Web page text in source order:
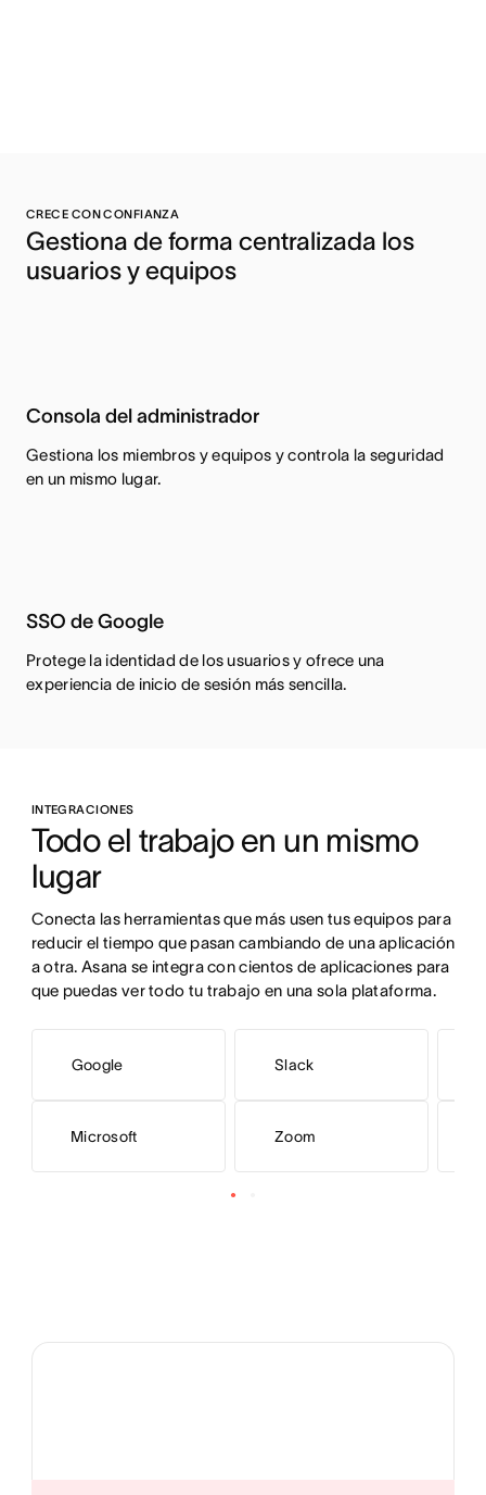
CRECE CON CONFIANZA
Gestiona de forma centralizada los
usuarios y equipos
Consola del administrador
Gestiona los miembros y equipos y controla la seguridad
en un mismo lugar.
SSO de Google
Protege la identidad de los usuarios y ofrece una
experiencia de inicio de sesión más sencilla.
INTEGRACIONES
Todo el trabajo en un mismo
lugar
Conecta las herramientas que más usen tus equipos para
reducir el tiempo que pasan cambiando de una aplicación
a otra. Asana se integra con cientos de aplicaciones para
que puedas ver todo tu trabajo en una sola plataforma.
Google
Microsoft
Slack
Zoom